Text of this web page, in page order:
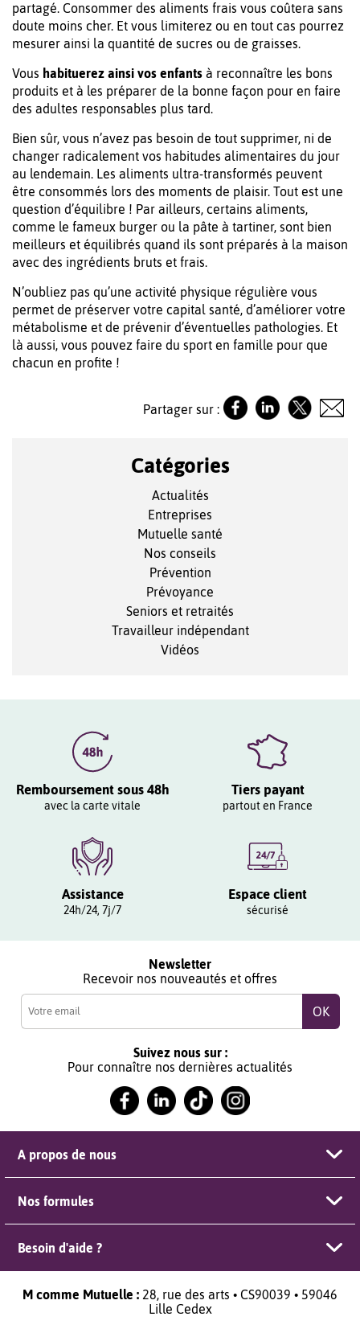
partagé. Consommer des aliments frais vous coûtera sans
doute moins cher. Et vous limiterez ou en tout cas pourrez
mesurer ainsi la quantité de sucres ou de graisses.
Vous habituerez ainsi vos enfants à reconnaître les bons
produits et à les préparer de la bonne façon pour en faire
des adultes responsables plus tard.
Bien sûr, vous n’avez pas besoin de tout supprimer, ni de
changer radicalement vos habitudes alimentaires du jour
au lendemain. Les aliments ultra-transformés peuvent
être consommés lors des moments de plaisir. Tout est une
question d’équilibre ! Par ailleurs, certains aliments,
comme le fameux burger ou la pâte à tartiner, sont bien
meilleurs et équilibrés quand ils sont préparés à la maison
avec des ingrédients bruts et frais.
N’oubliez pas qu’une activité physique régulière vous
permet de préserver votre capital santé, d’améliorer votre
métabolisme et de prévenir d’éventuelles pathologies. Et
là aussi, vous pouvez faire du sport en famille pour que
chacun en profite !
Partager sur :
Catégories
Actualités
Entreprises
Mutuelle santé
Nos conseils
Prévention
Prévoyance
Seniors et retraités
Travailleur indépendant
Vidéos
Remboursement sous 48h
avec la carte vitale
Tiers payant
partout en France
Assistance
24h/24, 7j/7
Espace client
sécurisé
Newsletter
Recevoir nos nouveautés et offres
Suivez nous sur :
Pour connaître nos dernières actualités
A propos de nous
Nos formules
Besoin d'aide ?
M comme Mutuelle : 28, rue des arts • CS90039 • 59046
Lille Cedex